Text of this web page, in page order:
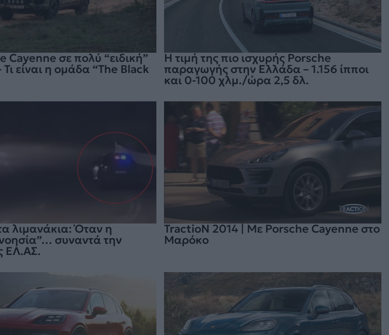
Cayenne σε πολύ “ειδική”
είναι η ομάδα “The Black
Η τιμή της πιο ισχυρής Porsche
παραγωγής στην Ελλάδα – 1.156 ίπποι
και 0-100 χλμ./ώρα 2,5 δλ.
λιμανάκια: Όταν η
συναντά την
ΕΛ.ΑΣ.
TractioN 2014 | Με Porsche Cayenne στο
Μαρόκο